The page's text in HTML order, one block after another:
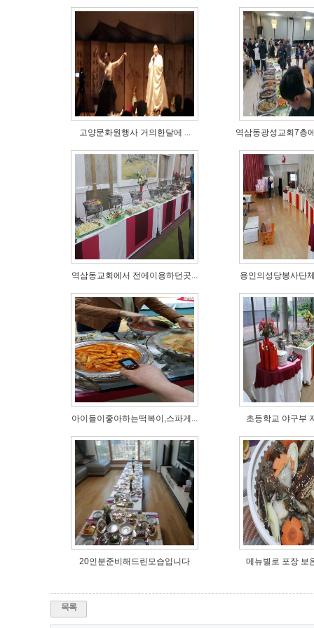
고양문화원행사 거의한달에 ... 역삼동광성교회7층
역삼동교회에서 전에이용하던곳... 용인의성당봉사단
아이들이좋아하는떡복이,스파게... 초등학교 야구부
20인분준비해드린모습입니다 메뉴별로 포장 보
목록